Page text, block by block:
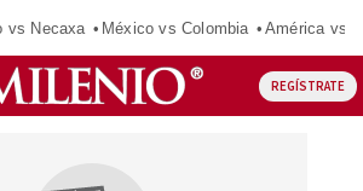
vs Necaxa México vs Colombia América vs
REGÍSTRATE